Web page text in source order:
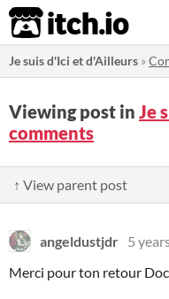
itch.io
Je suis d'Ici et d'Ailleurs »
Viewing post in Je
comments
↑ View parent post
angeldustjdr 5
Merci pour ton retour